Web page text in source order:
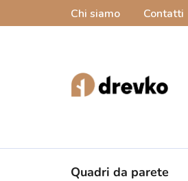
Chi siamo Contatti
Quadri da parete